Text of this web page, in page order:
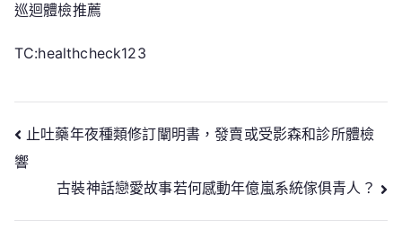
巡迴體檢推薦
TC:healthcheck123
文
章
導
止吐藥年夜種類修訂闡明書，發賣或受影森和診所體檢
響
古裝神話戀愛故事若何感動年億嵐系統傢俱青人？